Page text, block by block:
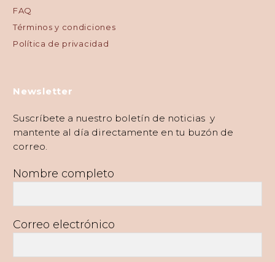
FAQ
Términos y condiciones
Política de privacidad
Newsletter
Suscríbete a nuestro boletín de noticias y
mantente al día directamente en tu buzón de
correo.
Nombre completo
Correo electrónico